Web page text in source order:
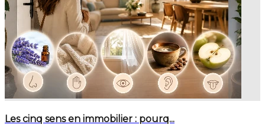
Les cinq sens en immobilier : pourq...